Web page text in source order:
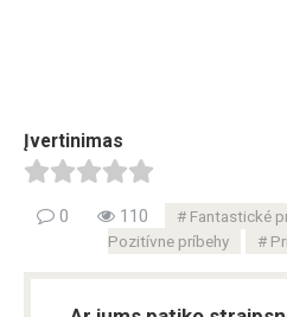
Įvertinimas
0 110 Fantastické
Pozitívne príbehy